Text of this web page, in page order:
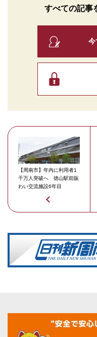
すべての記事
今
【周南市】年内に利用者1
千万人突破へ 徳山駅前賑
わい交流施設6年目